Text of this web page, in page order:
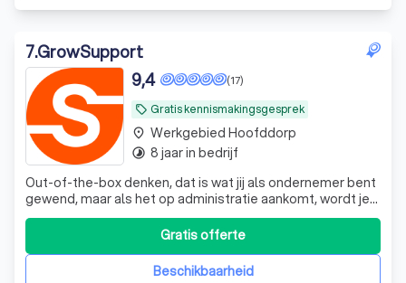
7.GrowSupport
local_offer Gratis kennismakingsgesprek
(17)
9,4
Out-of-the-box denken, dat is wat jij als ondernemer bent
gewend, maar als het op administratie aankomt, wordt je
gedwongen om binnen de lijntjes te kleuren. Wij begrijpen
dat jouw focus ligt op het leveren van hoogwaardige
diensten, niet op het worstelen met cijfers en fiscale
verplichtingen. GrowsBeschikbaarheid
Gratis offerte
place Werkgebied Hoofddorp
timelapse 8 jaar in bedrijf